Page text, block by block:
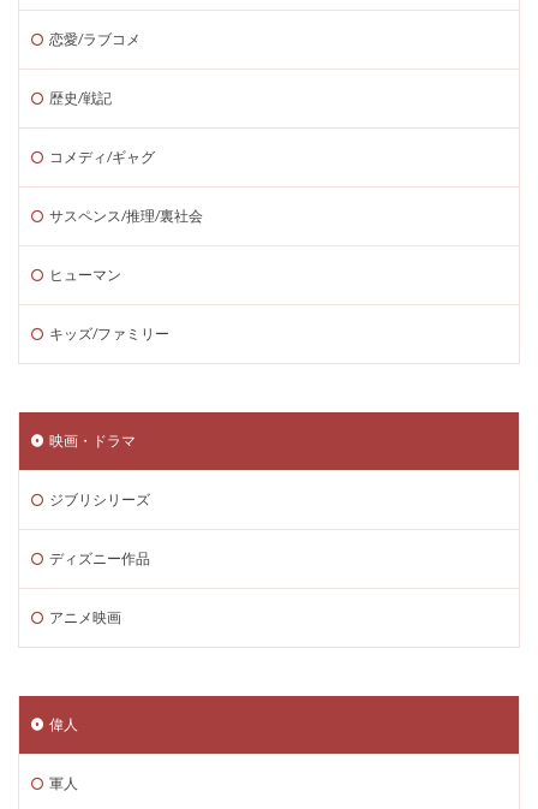
恋愛/ラブコメ
歴史/戦記
コメディ/ギャグ
サスペンス/推理/裏社会
ヒューマン
キッズ/ファミリー
映画・ドラマ
ジブリシリーズ
ディズニー作品
アニメ映画
偉人
軍人